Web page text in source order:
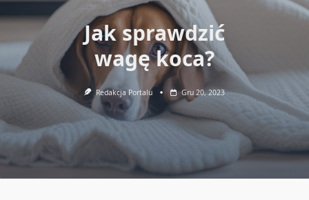
Jak sprawdzić
wagę koca?
Redakcja Portalu Gru 20, 2023